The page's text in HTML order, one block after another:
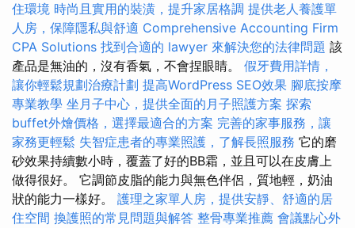
住環境 時尚且實用的裝潢，提升家居格調 提供老人養護單
人房，保障隱私與舒適 Comprehensive Accounting Firm
CPA Solutions 找到合適的 lawyer 來解決您的法律問題 該
產品是無油的，沒有香氣，不會捏眼睛。 假牙費用詳情，
讓你輕鬆規劃治療計劃 提高WordPress SEO效果 腳底按摩
專業教學 坐月子中心，提供全面的月子照護方案 探索
buffet外燴價格，選擇最適合的方案 完善的家事服務，讓
家務更輕鬆 失智症患者的專業照護，了解長照服務 它的磨
砂效果持續數小時，覆蓋了好的BB霜，並且可以在皮膚上
做得很好。 它調節皮脂的能力與無色伴侶，質地輕，奶油
狀的能力一樣好。 護理之家單人房，提供安靜、舒適的居
住空間 換護照的常見問題與解答 整骨專業推薦 會議點心外